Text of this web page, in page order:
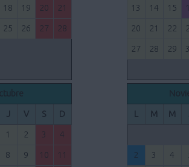
18 19 20 21
25 26 27 28
13 14 15
20 21 22
27 28 29
J V S D
1 2 3 4
8 9 10 11
L M M
2 3 4